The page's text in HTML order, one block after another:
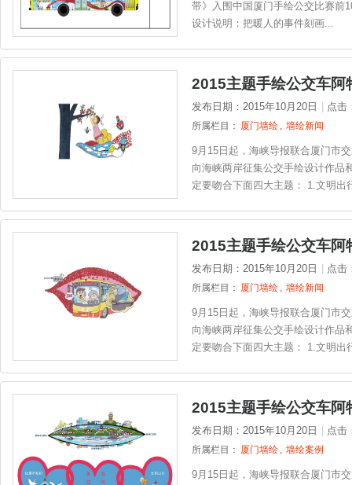
带》入围中国厦门手绘公交比赛前
设计说明：把暖人的事件刻画...
2015主题手绘公交车阿
发布日期：2015年10月20日 点击
所属栏目： 厦门墙绘 , 墙绘新闻
9月15日起，海峡导报联合厦门市
向海峡两岸征集公交手绘设计作品
定要吻合下面四大主题： 1.文明
2015主题手绘公交车阿
发布日期：2015年10月20日 点击
所属栏目： 厦门墙绘 , 墙绘新闻
9月15日起，海峡导报联合厦门市
向海峡两岸征集公交手绘设计作品
定要吻合下面四大主题： 1.文明
2015主题手绘公交车阿
发布日期：2015年10月20日 点击
所属栏目： 厦门墙绘 , 墙绘案例
9月15日起，海峡导报联合厦门市